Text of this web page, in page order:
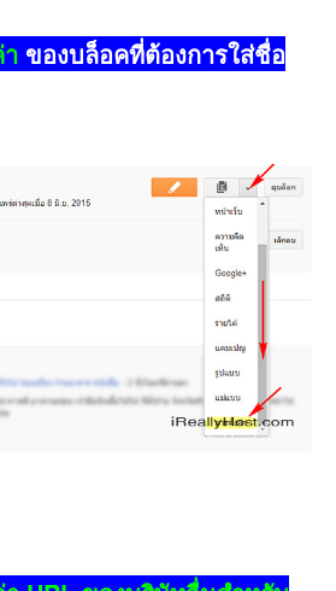
ของบล็อคที่ต้องการใส่ชื่อ